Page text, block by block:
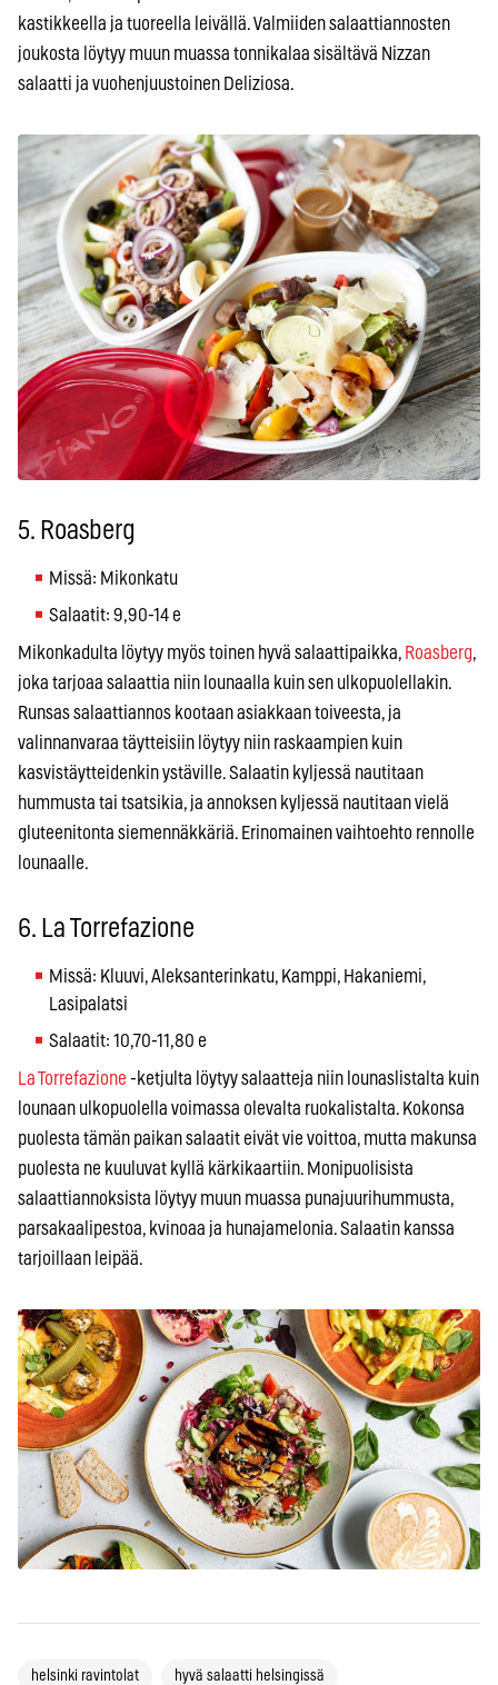
kastikkeella ja tuoreella leivällä. Valmiiden salaattiannosten
joukosta löytyy muun muassa tonnikalaa sisältävä Nizzan
salaatti ja vuohenjuustoinen Deliziosa.
5. Roasberg
Missä: Mikonkatu
Salaatit: 9,90-14 e
Mikonkadulta löytyy myös toinen hyvä salaattipaikka, Roasberg,
joka tarjoaa salaattia niin lounaalla kuin sen ulkopuolellakin.
Runsas salaattiannos kootaan asiakkaan toiveesta, ja
valinnanvaraa täytteisiin löytyy niin raskaampien kuin
kasvistäytteidenkin ystäville. Salaatin kyljessä nautitaan
hummusta tai tsatsikia, ja annoksen kyljessä nautitaan vielä
gluteenitonta siemennäkkäriä. Erinomainen vaihtoehto rennolle
lounaalle.
6. La Torrefazione
Missä: Kluuvi, Aleksanterinkatu, Kamppi, Hakaniemi,
Lasipalatsi
Salaatit: 10,70-11,80 e
La Torrefazione -ketjulta löytyy salaatteja niin lounaslistalta kuin
lounaan ulkopuolella voimassa olevalta ruokalistalta. Kokonsa
puolesta tämän paikan salaatit eivät vie voittoa, mutta makunsa
puolesta ne kuuluvat kyllä kärkikaartiin. Monipuolisista
salaattiannoksista löytyy muun muassa punajuurihummusta,
parsakaalipestoa, kvinoaa ja hunajamelonia. Salaatin kanssa
tarjoillaan leipää.
helsinki ravintolat hyvä salaatti helsingissä